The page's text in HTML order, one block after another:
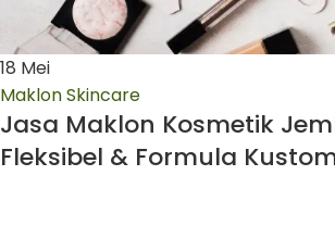
18 Mei
Maklon Skincare
Jasa Maklon Kosmetik
Fleksibel & Formula